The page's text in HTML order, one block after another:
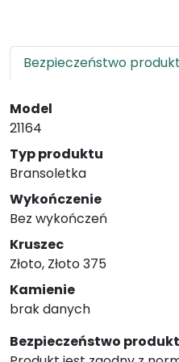
Bezpieczeństwo
Model
21164
Typ produktu
Bransoletka
Wykończenie
Bez wykończeń
Kruszec
Złoto, Złoto 375
Kamienie
brak danych
Bezpieczeństwo